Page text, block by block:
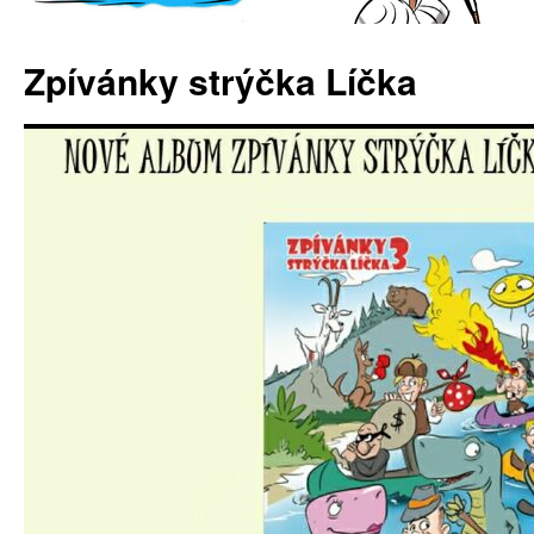
Zpívánky strýčka Líčka